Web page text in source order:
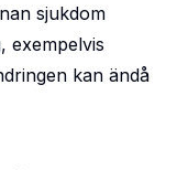
sjukdom
exempelvis
kan ändå